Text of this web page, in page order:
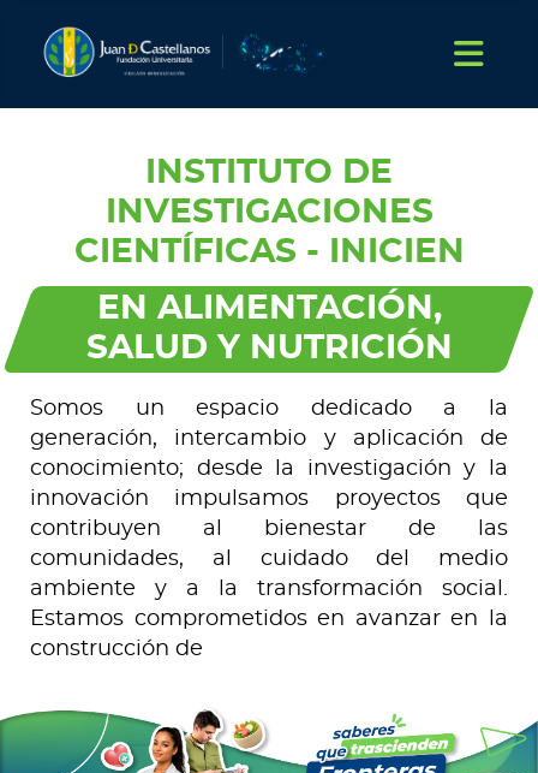
INSTITUTO DE
INVESTIGACIONES
CIENTÍFICAS - INICIEN
EN ALIMENTACIÓN,
SALUD Y NUTRICIÓN
Somos un espacio dedicado a la
generación, intercambio y aplicación de
conocimiento; desde la investigación y la
innovación impulsamos proyectos que
contribuyen al bienestar de las
comunidades, al cuidado del medio
ambiente y a la transformación social.
Estamos comprometidos en avanzar en la
construcción de